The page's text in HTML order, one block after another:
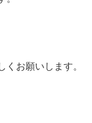
お願いします。